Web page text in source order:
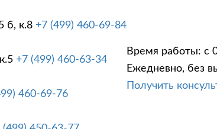
б, к.8 +7 (499) 460-69-84
+7 (499) 460-63-34
460-69-76
Время работы: с
Ежедневно, без
Получить